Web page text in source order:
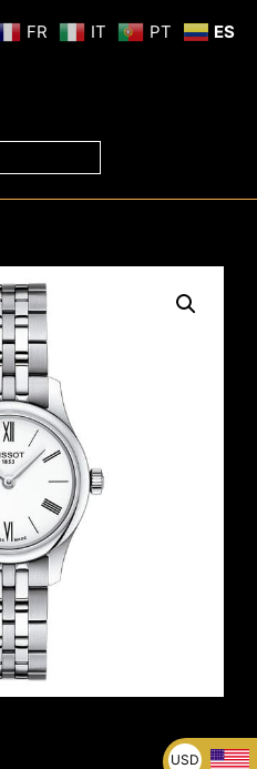
FR IT PT ES
USD